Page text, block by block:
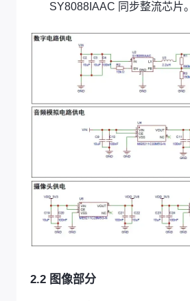
SY8088IAAC 同步整流芯片。
2.2 图像部分